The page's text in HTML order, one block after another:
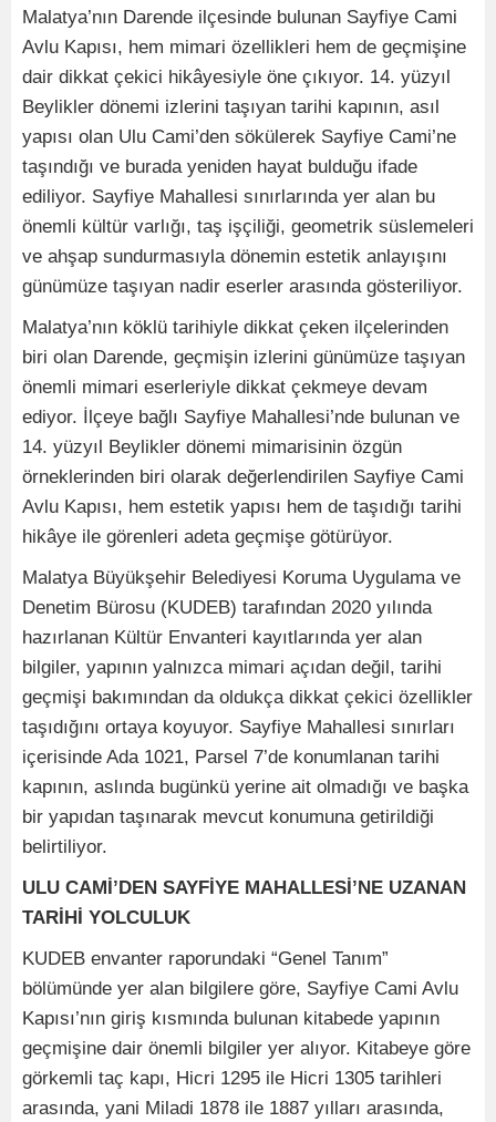
Malatya’nın Darende ilçesinde bulunan Sayfiye Cami
Avlu Kapısı, hem mimari özellikleri hem de geçmişine
dair dikkat çekici hikâyesiyle öne çıkıyor. 14. yüzyıl
Beylikler dönemi izlerini taşıyan tarihi kapının, asıl
yapısı olan Ulu Cami’den sökülerek Sayfiye Cami’ne
taşındığı ve burada yeniden hayat bulduğu ifade
ediliyor. Sayfiye Mahallesi sınırlarında yer alan bu
önemli kültür varlığı, taş işçiliği, geometrik süslemeleri
ve ahşap sundurmasıyla dönemin estetik anlayışını
günümüze taşıyan nadir eserler arasında gösteriliyor.
Malatya’nın köklü tarihiyle dikkat çeken ilçelerinden
biri olan Darende, geçmişin izlerini günümüze taşıyan
önemli mimari eserleriyle dikkat çekmeye devam
ediyor. İlçeye bağlı Sayfiye Mahallesi’nde bulunan ve
14. yüzyıl Beylikler dönemi mimarisinin özgün
örneklerinden biri olarak değerlendirilen Sayfiye Cami
Avlu Kapısı, hem estetik yapısı hem de taşıdığı tarihi
hikâye ile görenleri adeta geçmişe götürüyor.
Malatya Büyükşehir Belediyesi Koruma Uygulama ve
Denetim Bürosu (KUDEB) tarafından 2020 yılında
hazırlanan Kültür Envanteri kayıtlarında yer alan
bilgiler, yapının yalnızca mimari açıdan değil, tarihi
geçmişi bakımından da oldukça dikkat çekici özellikler
taşıdığını ortaya koyuyor. Sayfiye Mahallesi sınırları
içerisinde Ada 1021, Parsel 7’de konumlanan tarihi
kapının, aslında bugünkü yerine ait olmadığı ve başka
bir yapıdan taşınarak mevcut konumuna getirildiği
belirtiliyor.
ULU CAMİ’DEN SAYFİYE MAHALLESİ’NE UZANAN
TARİHİ YOLCULUK
KUDEB envanter raporundaki “Genel Tanım”
bölümünde yer alan bilgilere göre, Sayfiye Cami Avlu
Kapısı’nın giriş kısmında bulunan kitabede yapının
geçmişine dair önemli bilgiler yer alıyor. Kitabeye göre
görkemli taç kapı, Hicri 1295 ile Hicri 1305 tarihleri
arasında, yani Miladi 1878 ile 1887 yılları arasında,